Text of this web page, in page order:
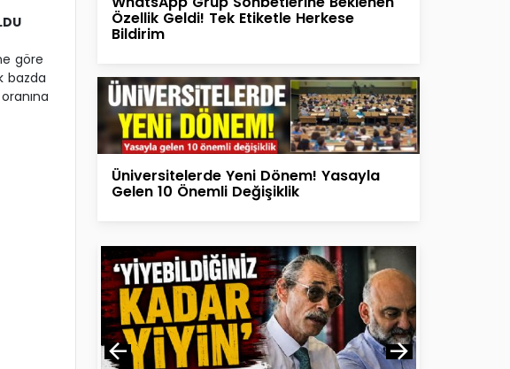
göre
bazda
Özellik Geldi! Tek Etiketle Herkese
Bildirim
Üniversitelerde Yeni Dönem! Yasayla
Gelen 10 Önemli Değişiklik